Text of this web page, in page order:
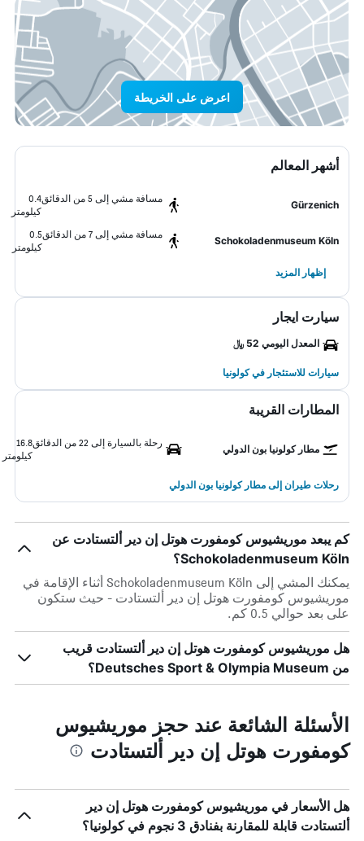
اعرض على الخريطة
أشهر المعالم
Gürzenich
مسافة مشي إلى 5 من الدقائق
0.4
كيلومتر
Schokoladenmuseum Köln
مسافة مشي إلى 7 من الدقائق
0.5
كيلومتر
إظهار المزيد
سيارت ايجار
المعدل اليومي 52 ﷼
سيارات للاستئجار في كولونيا
المطارات القريبة
مطار كولونيا بون الدولي
رحلة بالسيارة إلى 22 من الدقائق
16.8
كيلومتر
رحلات طيران إلى مطار كولونيا بون الدولي
كم يبعد موريشيوس كومفورت هوتل إن دير ألتستادت عن
Schokoladenmuseum Köln؟
يمكنك المشي إلى Schokoladenmuseum Köln أثناء الإقامة في
موريشيوس كومفورت هوتل إن دير ألتستادت - حيث ستكون
على بعد حوالي 0.5 كم.
هل موريشيوس كومفورت هوتل إن دير ألتستادت قريب
من Deutsches Sport & Olympia Museum؟
الأسئلة الشائعة عند حجز موريشيوس
كومفورت هوتل إن دير ألتستادت
هل الأسعار في موريشيوس كومفورت هوتل إن دير
ألتستادت قابلة للمقارنة بفنادق 3 نجوم في كولونيا؟